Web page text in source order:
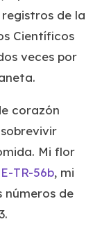
registros de la
Científicos
veces por
corazón
Mi flor
TR-56b, mi
números de